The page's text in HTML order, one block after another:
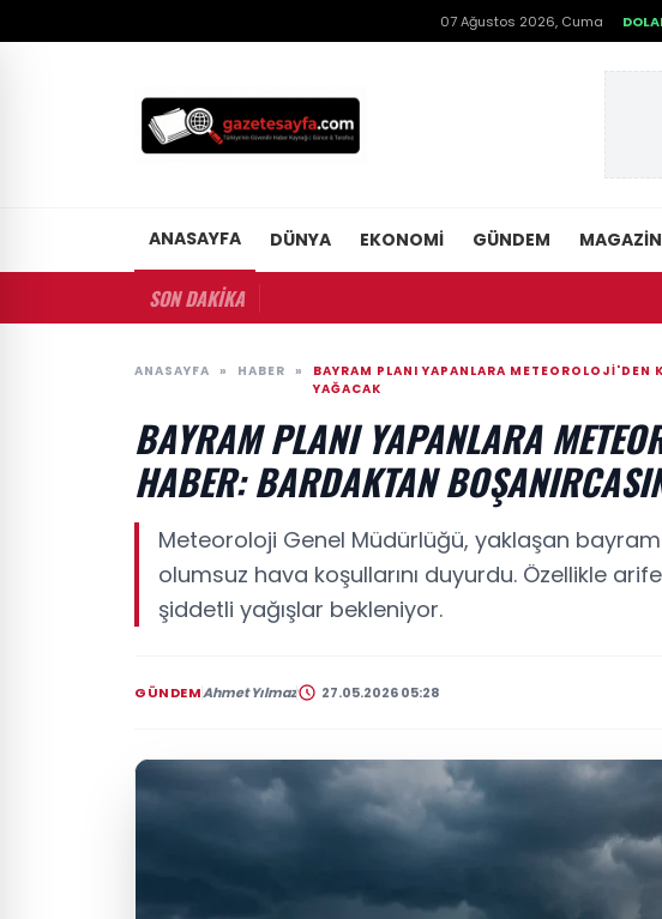
07 Ağustos 2026, Cuma
ANASAYFA DÜNYA EKONOMI GÜNDEM MAGAZIN
SON DAKİKA
ANASAYFA » HABER »
BAYRAM PLANI YAPANLARA METEOROLOJI'DEN
YAĞACAK
BAYRAM PLANI YAPANLARA
HABER: BARDAKTAN
Meteoroloji Genel Müdürlüğü, yaklaşan
olumsuz hava koşullarını duyurdu. Özellikle
şiddetli yağışlar bekleniyor.
GÜNDEMAhmet Yılmaz 27.05.2026 05:28